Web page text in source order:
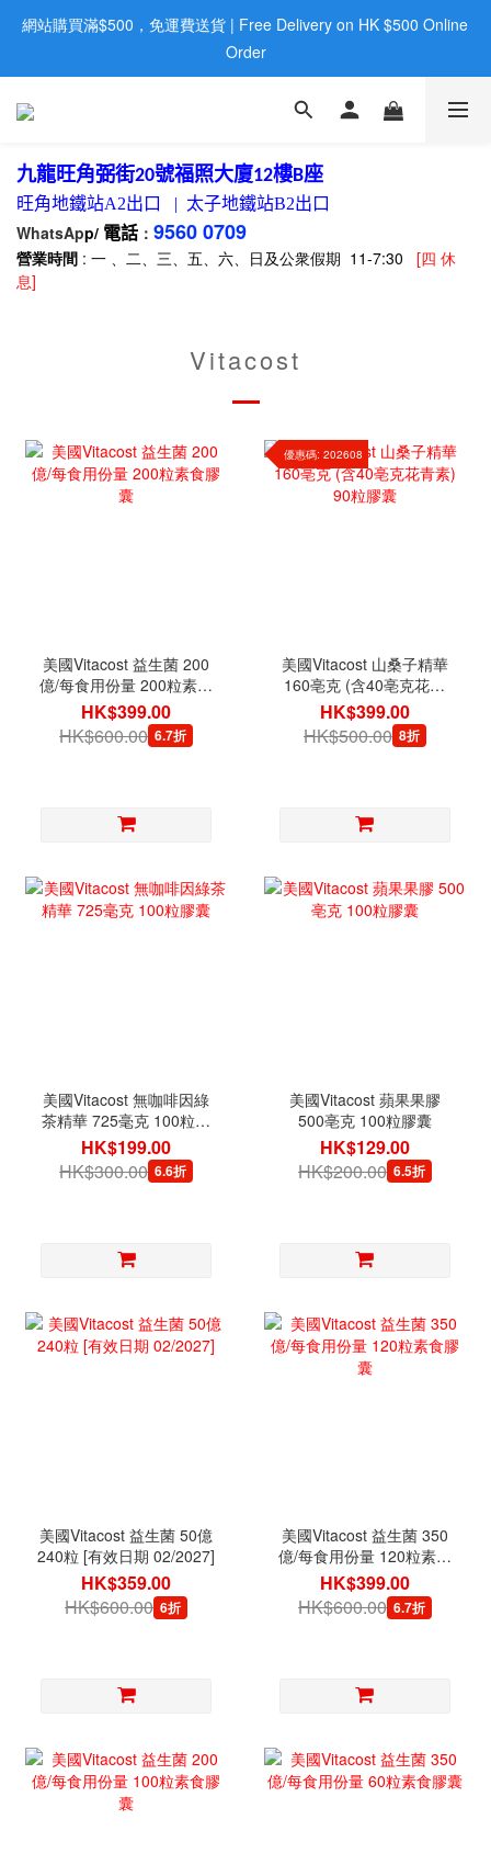
歡迎親臨旺角店購買：旺角弼街20號12樓B  |  RealDeal 保健品 |
WhatsApp 9560 0709
網站購買滿$500，免運費送貨 | Free Delivery on HK $500 Online
Order
歡迎親臨旺角店購買：旺角弼街20號12樓B  |  RealDeal 保健品 |
九龍旺角弼街20號福照大廈12樓B座
旺角地鐵站A2出口 | 太子地鐵站B2出口
WhatsApp/ 電話 ： 9560 0709
營業時間 : 一 、二、三、五、六、日及公衆假期 11-7:30
[四 休
息]
Vitacost
美國Vitacost 益生菌 200
億/每食用份量 200粒素食
膠囊
HK$399.00
HK$600.00 6.7折
優惠碼: 202608
美國Vitacost 山桑子精華
160亳克 (含40亳克花青
素) 90粒膠囊
HK$399.00
HK$500.00 8折
美國Vitacost 無咖啡因綠
茶精華 725毫克 100粒膠
囊
HK$199.00
HK$300.00 6.6折
美國Vitacost 蘋果果膠
500亳克 100粒膠囊
HK$129.00
HK$200.00 6.5折
美國Vitacost 益生菌 50億
240粒 [有效日期 02/2027]
HK$359.00
HK$600.00 6折
美國Vitacost 益生菌 350
億/每食用份量 120粒素食
膠囊
HK$399.00
HK$600.00 6.7折